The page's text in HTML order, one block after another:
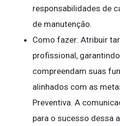
responsabilidades de
de manutenção.
Como fazer: Atribuir
profissional,
compreendam suas
alinhados com as
Preventiva. A
para o sucesso dessa